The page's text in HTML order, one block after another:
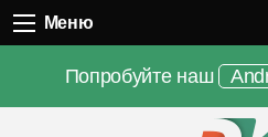
Меню
Попробуйте наш